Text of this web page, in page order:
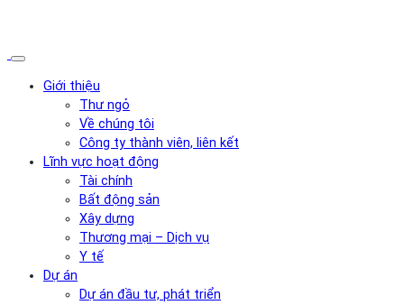
Giới thiệu
Thư ngỏ
Về chúng tôi
Công ty thành viên, liên kết
Lĩnh vực hoạt động
Tài chính
Bất động sản
Xây dựng
Thương mại – Dịch vụ
Y tế
Dự án
Dự án đầu tư, phát triển